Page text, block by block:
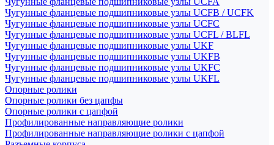
Чугунные фланцевые подшипниковые узлы UCFB / UCFK
Чугунные фланцевые подшипниковые узлы UCFC
Чугунные фланцевые подшипниковые узлы UCFL / BLFL
Чугунные фланцевые подшипниковые узлы UKF
Чугунные фланцевые подшипниковые узлы UKFB
Чугунные фланцевые подшипниковые узлы UKFC
Чугунные фланцевые подшипниковые узлы UKFL
Опорные ролики
Опорные ролики без цапфы
Опорные ролики с цапфой
Профилированные направляющие ролики
Профилированные направляющие ролики с цапфой